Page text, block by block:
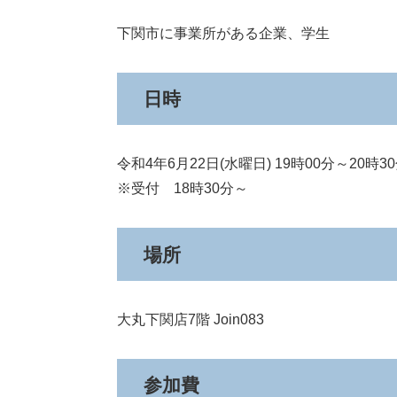
下関市に事業所がある企業、学生
日時
令和4年6月22日(水曜日) 19時00分～20時
※受付 18時30分～
場所
大丸下関店7階 Join083
参加費